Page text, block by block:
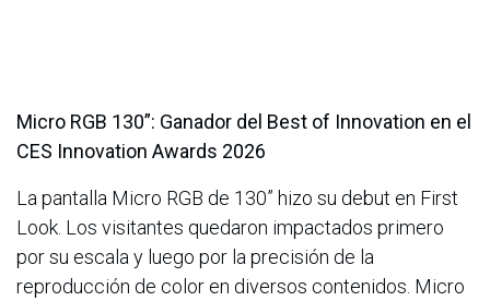
Micro RGB 130”: Ganador del Best of Innovation en el
CES Innovation Awards 2026
La pantalla Micro RGB de 130” hizo su debut en First
Look. Los visitantes quedaron impactados primero
por su escala y luego por la precisión de la
reproducción de color en diversos contenidos. Micro